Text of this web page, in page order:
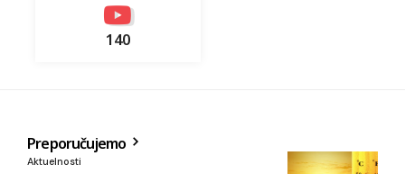
140
Preporučujemo
Aktuelnosti